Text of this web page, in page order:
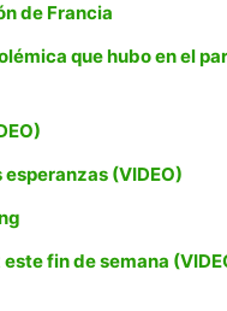
de Francia
que hubo en el
(VIDEO)
fin de semana